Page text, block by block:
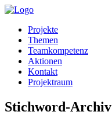
Projekte
Themen
Teamkompetenz
Aktionen
Kontakt
Projektraum
Stichword-